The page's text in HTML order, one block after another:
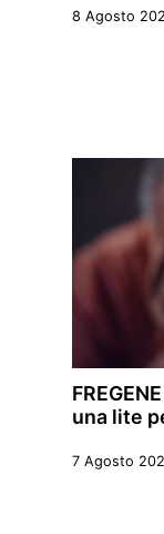
8 Agosto
una lite
7 Agosto